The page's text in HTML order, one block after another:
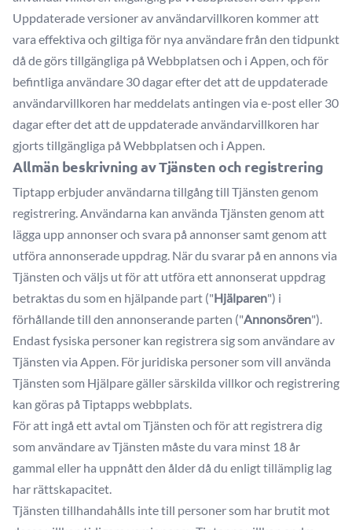
Uppdaterade versioner av användarvillkoren kommer att
vara effektiva och giltiga för nya användare från den tidpunkt
då de görs tillgängliga på Webbplatsen och i Appen, och för
befintliga användare 30 dagar efter det att de uppdaterade
användarvillkoren har meddelats antingen via e-post eller 30
dagar efter det att de uppdaterade användarvillkoren har
gjorts tillgängliga på Webbplatsen och i Appen.
Allmän beskrivning av Tjänsten och registrering
Tiptapp erbjuder användarna tillgång till Tjänsten genom
registrering. Användarna kan använda Tjänsten genom att
lägga upp annonser och svara på annonser samt genom att
utföra annonserade uppdrag. När du svarar på en annons via
Tjänsten och väljs ut för att utföra ett annonserat uppdrag
betraktas du som en hjälpande part ("Hjälparen") i
förhållande till den annonserande parten ("Annonsören").
Endast fysiska personer kan registrera sig som användare av
Tjänsten via Appen. För juridiska personer som vill använda
Tjänsten som Hjälpare gäller särskilda villkor och registrering
kan göras på Tiptapps webbplats.
För att ingå ett avtal om Tjänsten och för att registrera dig
som användare av Tjänsten måste du vara minst 18 år
gammal eller ha uppnått den ålder då du enligt tillämplig lag
har rättskapacitet.
Tjänsten tillhandahålls inte till personer som har brutit mot